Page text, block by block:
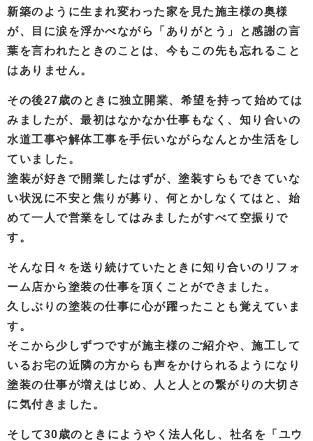
新築のように生まれ変わった家を見た施主様の奥様
が、目に涙を浮かべながら「ありがとう」と感謝の言
葉を言われたときのことは、今もこの先も忘れること
はありません。
その後27歳のときに独立開業、希望を持って始めては
みましたが、最初はなかなか仕事もなく、知り合いの
水道工事や解体工事を手伝いながらなんとか生活をし
ていました。
塗装が好きで開業したはずが、塗装すらもできていな
い状況に不安と焦りが募り、何とかしなくてはと、始
めて一人で営業をしてはみましたがすべて空振りで
す。
そんな日々を送り続けていたときに知り合いのリフォ
ーム店から塗装の仕事を頂くことができました。
久しぶりの塗装の仕事に心が躍ったことも覚えていま
す。
そこから少しずつですが施主様のご紹介や、施工して
いるお宅の近隣の方からも声をかけられるようになり
塗装の仕事が増えはじめ、人と人との繋がりの大切さ
に気付きました。
そして30歳のときにようやく法人化し、社名を「ユウ